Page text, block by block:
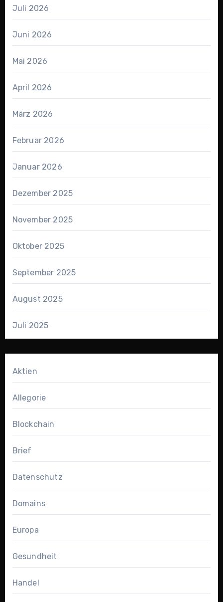
Juli 2026
Juni 2026
Mai 2026
April 2026
März 2026
Februar 2026
Januar 2026
Dezember 2025
November 2025
Oktober 2025
September 2025
August 2025
Juli 2025
Aktien
Allegorie
Blockchain
Brief
Datenschutz
Domains
Europa
Gesundheit
Handel